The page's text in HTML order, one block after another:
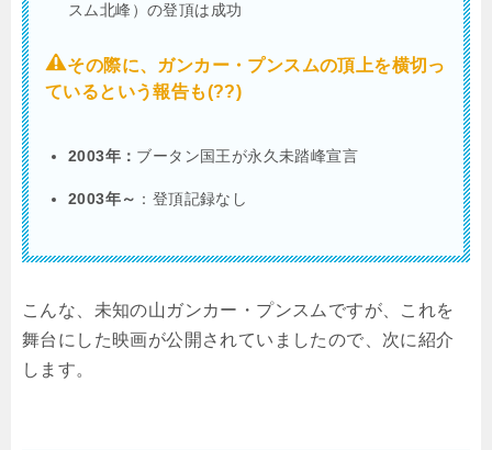
スム北峰）の登頂は成功
その際に、ガンカー・プンスムの頂上を横切っ
ているという報告も(??)
2003年： ブータン国王が永久未踏峰宣言
2003年～ ：登頂記録なし
こんな、未知の山ガンカー・プンスムですが、これを
舞台にした映画が公開されていましたので、次に紹介
します。